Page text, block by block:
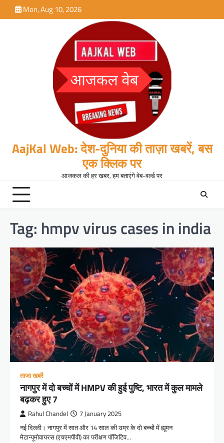
to
Mon, Aug 10, 2026
AajKal Web: देश-दुनिया की ताज़ा खबरें, बस
एक क्लिक पर
आजकल की हर खबर, हम बताएंगे वेब-वर्ल्ड पर
Tag: hmpv virus cases in india
ताजा खबरें
नागपुर में दो बच्चों में HMPV की हुई पुष्टि, भारत में कुल मामले
बढ़कर हुए 7
Rahul Chandel 7 January 2025
नई दिल्ली। नागपुर में सात और 14 साल की उम्र के दो बच्चों में ह्यूमन
मेटान्यूमोवायरस (एचएमपीवी) का परीक्षण पॉजिटिव…